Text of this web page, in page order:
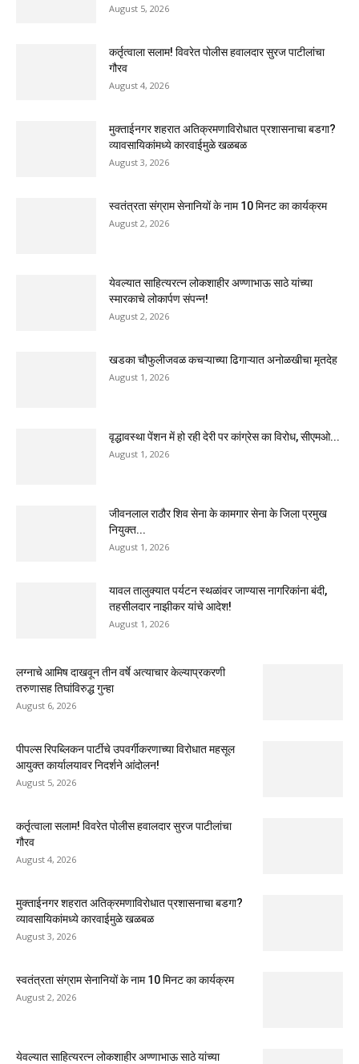
August 5, 2026
कर्तृत्वाला सलाम! विवरेत पोलीस हवालदार सुरज पाटीलांचा
गौरव
August 4, 2026
मुक्ताईनगर शहरात अतिक्रमणाविरोधात प्रशासनाचा बडगा?
व्यावसायिकांमध्ये कारवाईमुळे खळबळ
August 3, 2026
स्वतंत्रता संग्राम सेनानियों के नाम 10 मिनट का कार्यक्रम
August 2, 2026
येवल्यात साहित्यरत्न लोकशाहीर अण्णाभाऊ साठे यांच्या
स्मारकाचे लोकार्पण संपन्न!
August 2, 2026
खडका चौफुलीजवळ कचऱ्याच्या ढिगाऱ्यात अनोळखीचा मृतदेह
August 1, 2026
वृद्धावस्था पेंशन में हो रही देरी पर कांग्रेस का विरोध, सीएमओ...
August 1, 2026
जीवनलाल राठौर शिव सेना के कामगार सेना के जिला प्रमुख
नियुक्त...
August 1, 2026
यावल तालुक्यात पर्यटन स्थळांवर जाण्यास नागरिकांना बंदी,
तहसीलदार नाझीकर यांचे आदेश!
August 1, 2026
लग्नाचे आमिष दाखवून तीन वर्षे अत्याचार केल्याप्रकरणी
तरुणासह तिघांविरुद्ध गुन्हा
August 6, 2026
पीपल्स रिपब्लिकन पार्टीचे उपवर्गीकरणाच्या विरोधात महसूल
आयुक्त कार्यालयावर निदर्शने आंदोलन!
August 5, 2026
कर्तृत्वाला सलाम! विवरेत पोलीस हवालदार सुरज पाटीलांचा
गौरव
August 4, 2026
मुक्ताईनगर शहरात अतिक्रमणाविरोधात प्रशासनाचा बडगा?
व्यावसायिकांमध्ये कारवाईमुळे खळबळ
August 3, 2026
स्वतंत्रता संग्राम सेनानियों के नाम 10 मिनट का कार्यक्रम
August 2, 2026
येवल्यात साहित्यरत्न लोकशाहीर अण्णाभाऊ साठे यांच्या